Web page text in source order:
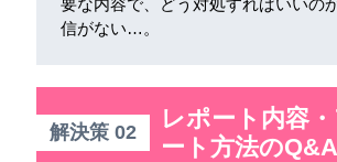
信がない…。
解決策 02
レポート内容
ート方法の